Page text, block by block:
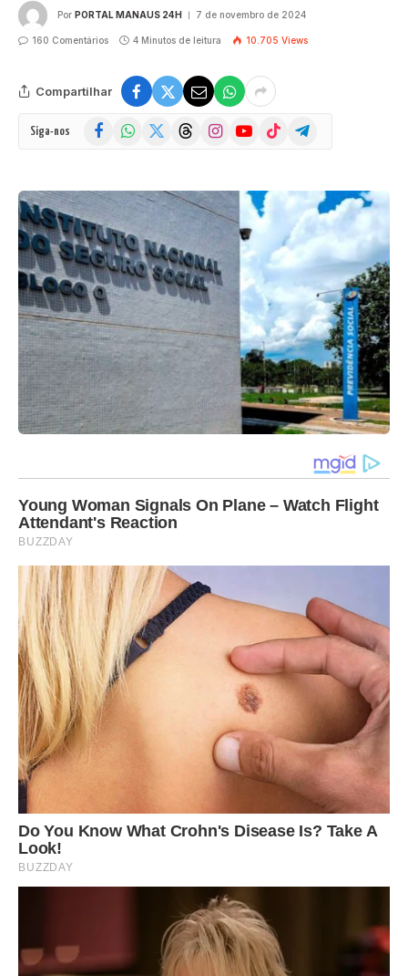
Por PORTAL MANAUS 24H 7 de novembro de 2024
160 Comentários 4 Minutos de leitura 10.705 Views
Compartilhar
Siga-nos FacebookWhatsApp
(Twitter)
ThreadsInstagramYouTubeTikTok Telegram